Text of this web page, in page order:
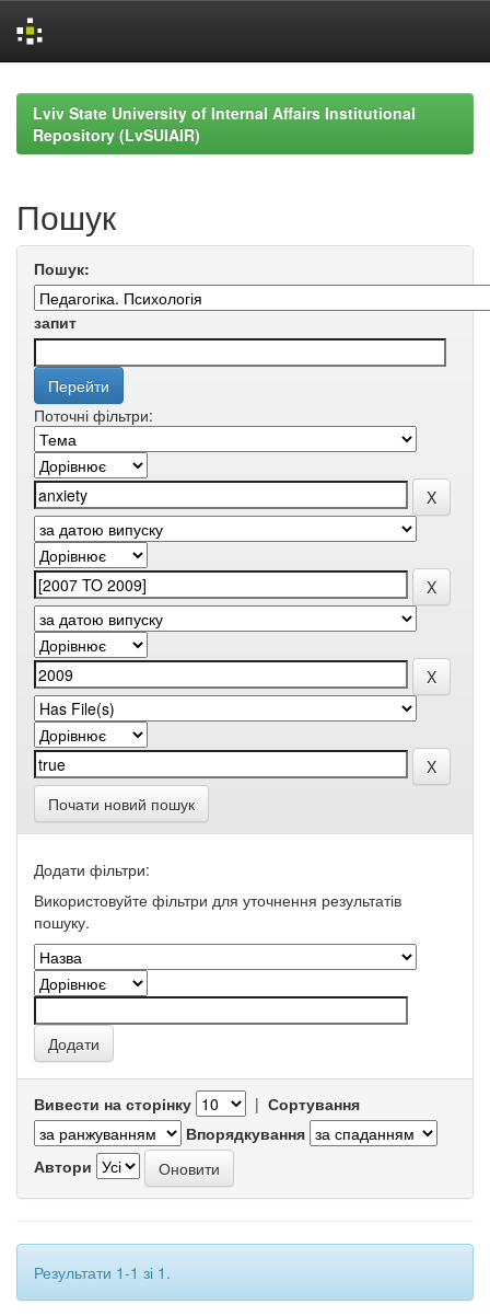
navigationLviv State University of Internal Affairs Institutional
Repository (LvSUIAIR)
Пошук
Пошук:
запит
Поточні фільтри:
Почати новий пошук
Додати фільтри:
Використовуйте фільтри для уточнення результатів
пошуку.
Вивести на сторінку | Сортування
Впорядкування
Автори
Результати 1-1 зі 1.